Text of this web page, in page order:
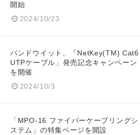
開始
2024/10/23
パンドウイット、「NetKey(TM) Cat6
UTPケーブル」発売記念キャンペーン
を開催
2024/10/3
「MPO-16 ファイバーケーブリングシ
ステム」の特集ページを開設